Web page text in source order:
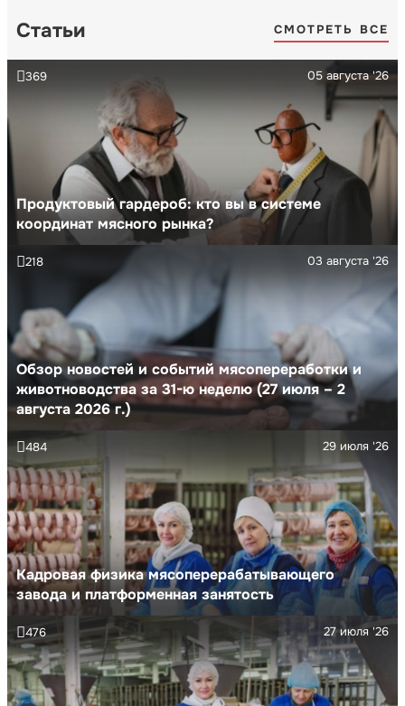
Статьи СМОТРЕТЬ ВСЕ
Продуктовый гардероб: кто вы в системе
координат мясного рынка?
05 августа '26
369
Обзор новостей и событий мясопереработки и
животноводства за 31-ю неделю (27 июля – 2
августа 2026 г.)
03 августа '26
218
Кадровая физика мясоперерабатывающего
завода и платформенная занятость
29 июля '26
484
27 июля '26
476